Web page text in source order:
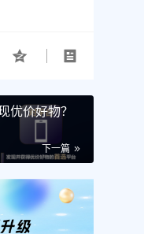
优价好物？
下一篇